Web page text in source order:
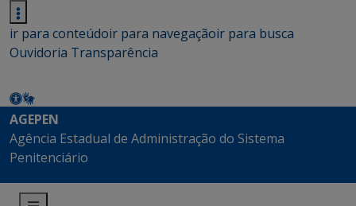
ir para conteúdoir para navegaçãoir para busca
Ouvidoria Transparência
AGEPEN
Agência Estadual de Administração do Sistema
Penitenciário